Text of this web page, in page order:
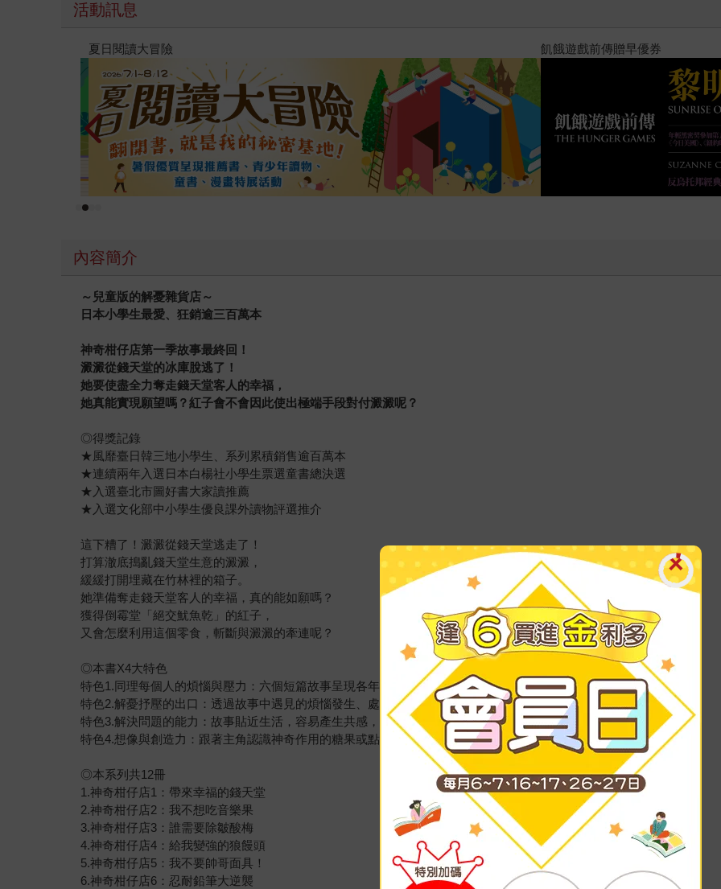
活動訊息
高功能倖存者：如果不「有用」，我還值得被愛嗎？（限量作者親簽版） PUGO噗果聰明書包開學季預購優
內容簡介
～兒童版的解憂雜貨店～
日本小學生最愛、狂銷逾三百萬本
神奇柑仔店第一季故事最終回！
澱澱從錢天堂的冰庫脫逃了！
她要使盡全力奪走錢天堂客人的幸福，
她真能實現願望嗎？紅子會不會因此使出極端手段對付澱澱呢？
◎得獎記錄
★風靡臺日韓三地小學生、系列累積銷售逾百萬本
★連續兩年入選日本白楊社小學生票選童書總決選
★入選臺北市圖好書大家讀推薦
★入選文化部中小學生優良課外讀物評選推介
這下糟了！澱澱從錢天堂逃走了！
打算澈底搗亂錢天堂生意的澱澱，
緩緩打開埋藏在竹林裡的箱子。
她準備奪走錢天堂客人的幸福，真的能如願嗎？
獲得倒霉堂「絕交魷魚乾」的紅子，
又會怎麼利用這個零食，斬斷與澱澱的牽連呢？
◎本書X4大特色
特色1.同理每個人的煩惱與壓力：六個短篇故事呈現各年齡主角的煩惱，讓孩子同理每個人的情緒壓力。
特色2.解憂抒壓的出口：透過故事中遇見的煩惱發生、處理與解決的過程，找到不一樣的抒壓解憂方法。
特色3.解決問題的能力：故事貼近生活，容易產生共感，透過故事思考問題解決的方法。
特色4.想像與創造力：跟著主角認識神奇作用的糖果或點心，奇幻與奇遇的故事，想像力與趣味滿點！
◎本系列共12冊
1.神奇柑仔店1：帶來幸福的錢天堂
2.神奇柑仔店2：我不想吃音樂果
3.神奇柑仔店3：誰需要除皺酸梅
4.神奇柑仔店4：給我變強的狼饅頭
5.神奇柑仔店5：我不要帥哥面具！
6.神奇柑仔店6：忍耐鉛筆大逆襲